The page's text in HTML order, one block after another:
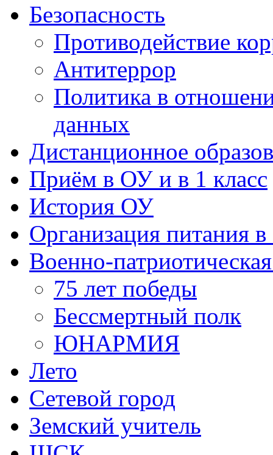
Безопасность
Противодействие
Антитеррор
Политика в
данных
Дистанционное
Приём в ОУ и в 1 класс
История ОУ
Организация питания
Военно-
75 лет победы
Бессмертный полк
ЮНАРМИЯ
Лето
Сетевой город
Земский учитель